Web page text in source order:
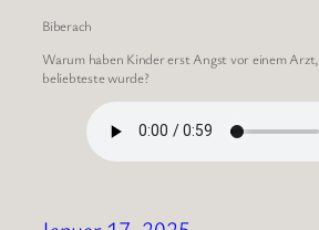
Biberach
Warum haben Kinder erst Angst vor einem
beliebteste wurde?